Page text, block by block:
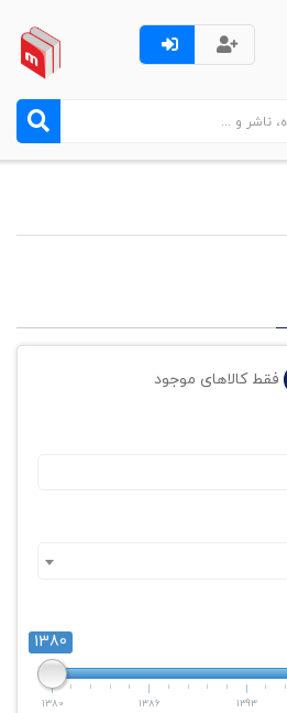
فقط کالاهای موجود
1380
1380 1386 1393